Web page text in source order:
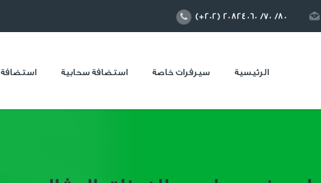
(+202) 20824060 /70 /80
الرئيسية سيرفرات خاصة استضافة سحابية استضافة